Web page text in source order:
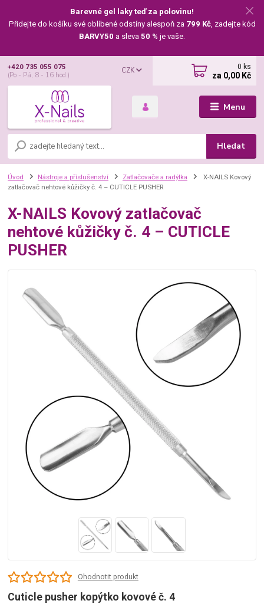
Barevné gel laky teď za polovinu!
Přidejte do košíku své oblíbené odstíny alespoň za 799 Kč, zadejte kód
BARVY50 a sleva 50 % je vaše.
Menu
CZK
Hledat
+420 735 055 075
(Po - Pá, 8 - 16 hod.)
0 ks
za 0,00 Kč
Úvod Nástroje a příslušenství Zatlačovače a radýlka
X-NAILS Kovový
zatlačovač nehtové kůžičky č. 4 – CUTICLE PUSHER
X-NAILS Kovový zatlačovač
nehtové kůžičky č. 4 – CUTICLE
PUSHER
Ohodnotit produkt
Cuticle pusher kopýtko kovové č. 4